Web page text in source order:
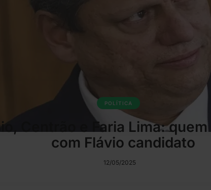
POLÍTICA
Centrão e Faria Lima: quem
com Flávio candidato
12/05/2025